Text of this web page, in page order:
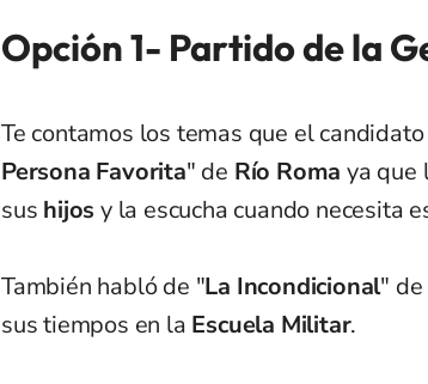
Opción 1- Partido de la
Te contamos los temas que el
Persona Favorita" de Río Roma ya que
sus hijosy la escucha cuando necesita
También habló de "La Incondicional" de
sus tiempos en la Escuela Militar.